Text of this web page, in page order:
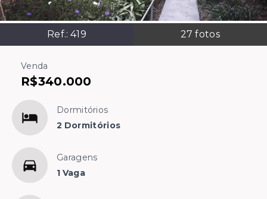
Ref.:419 27 fotos
Venda
R$340.000
Dormitórios
2 Dormitórios
Garagens
1 Vaga